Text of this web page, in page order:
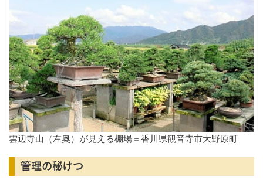
雲辺寺山（左奥）が見える棚場＝香川県観音寺市大野原町
管理の秘けつ